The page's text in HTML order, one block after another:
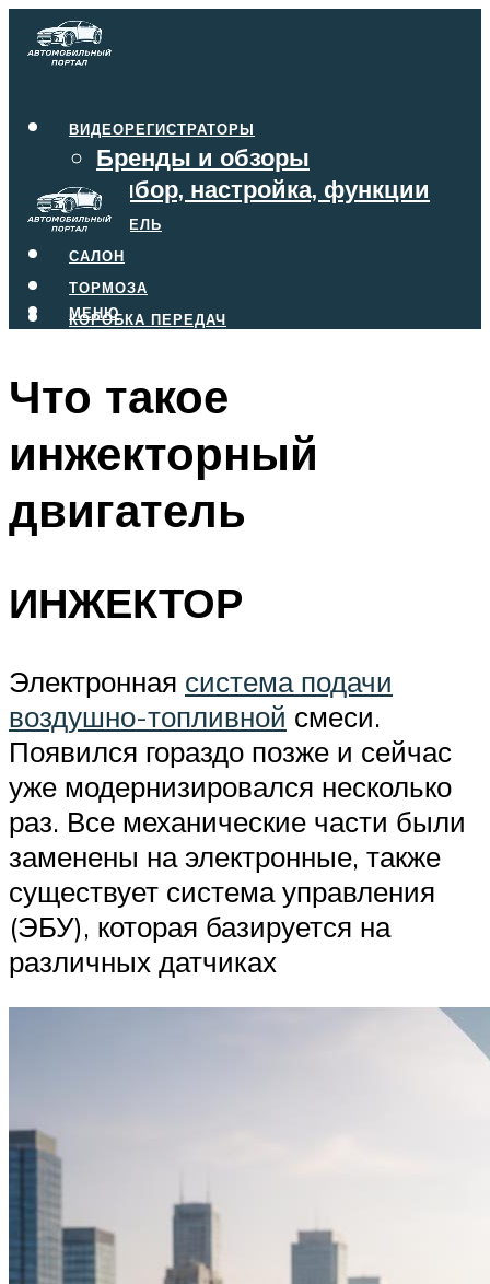
ВИДЕОРЕГИСТРАТОРЫ
Бренды и обзоры
Выбор, настройка, функции
ДВИГАТЕЛЬ
САЛОН
ТОРМОЗА
КОРОБКА ПЕРЕДАЧ
МЕНЮ
МЕНЮ
Что такое
инжекторный
двигатель
ИНЖЕКТОР
Электронная система подачи
воздушно-топливной смеси.
Появился гораздо позже и сейчас
уже модернизировался несколько
раз. Все механические части были
заменены на электронные, также
существует система управления
(ЭБУ), которая базируется на
различных датчиках